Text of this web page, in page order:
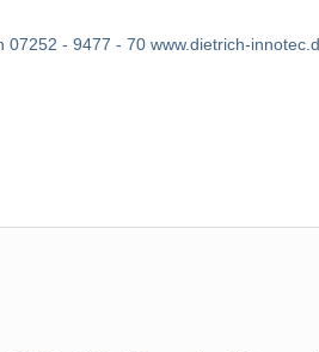
- 9477 - 70 www.dietrich-